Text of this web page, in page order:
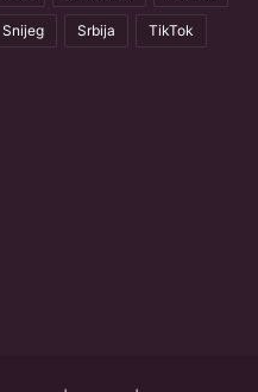
Snijeg Srbija TikTok